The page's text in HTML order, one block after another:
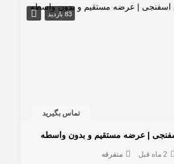
83 بازدید
تماس بگیرید
| عرضه مستقیم و بدون واسطه
2 ماه قبل متفرقه